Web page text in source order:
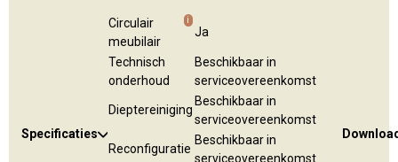
Specificaties
Circulair
meubilair
i
Ja
Technisch
onderhoud
Beschikbaar in
serviceovereenkomst
Dieptereiniging
Beschikbaar in
serviceovereenkomst
Reconfiguratie
Beschikbaar in
serviceovereenkomst